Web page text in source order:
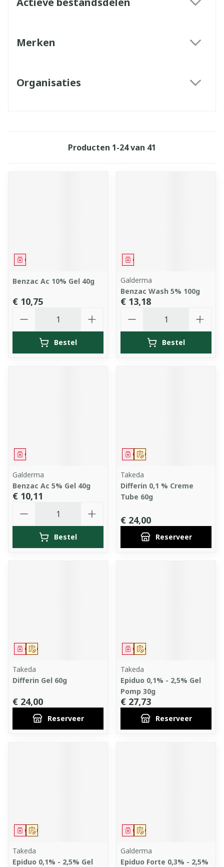
Merken
Organisaties
Producten 1-24van 41
Geneesmiddel
Benzac Ac 10% Gel 40g
€ 10,75
Bestel
Geneesmiddel
Galderma
Benzac Wash 5% 100g
€ 13,18
Bestel
Geneesmiddel
Galderma
Benzac Ac 5% Gel 40g
€ 10,11
Bestel
Op voorschrift
Geneesmiddel
Takeda
Differin 0,1 % Creme
Tube 60g
€ 24,00
Reserveer
Op voorschrift
Geneesmiddel
Takeda
Differin Gel 60g
€ 24,00
Reserveer
Op voorschrift
Geneesmiddel
Takeda
Epiduo 0,1% - 2,5% Gel
Pomp 30g
€ 27,73
Reserveer
Op voorschrift
Geneesmiddel
Takeda
Epiduo 0,1% - 2,5% Gel
Op voorschrift
Geneesmiddel
Galderma
Epiduo Forte 0,3% - 2,5%